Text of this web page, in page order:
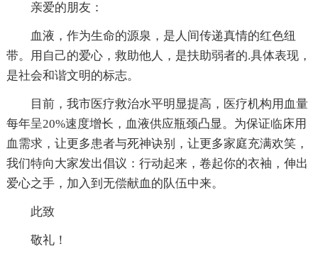
亲爱的朋友：
血液，作为生命的源泉，是人间传递真情的红色纽
带。用自己的爱心，救助他人，是扶助弱者的.具体表现，
是社会和谐文明的标志。
目前，我市医疗救治水平明显提高，医疗机构用血量
每年呈20%速度增长，血液供应瓶颈凸显。为保证临床用
血需求，让更多患者与死神诀别，让更多家庭充满欢笑，
我们特向大家发出倡议：行动起来，卷起你的衣袖，伸出
爱心之手，加入到无偿献血的队伍中来。
此致
敬礼！